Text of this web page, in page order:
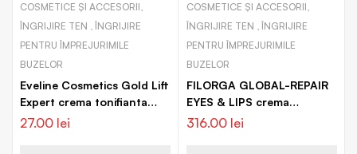
COSMETICE ȘI ACCESORII,
ÎNGRIJIRE TEN , ÎNGRIJIRE
PENTRU ÎMPREJURIMILE
BUZELOR
Eveline Cosmetics Gold Lift
Expert crema tonifianta
zona ochilor si a buzelor
27.00 lei
COSMETICE ȘI ACCESORII,
ÎNGRIJIRE TEN , ÎNGRIJIRE
PENTRU ÎMPREJURIMILE
BUZELOR
FILORGA GLOBAL-REPAIR
EYES & LIPS crema
revitalizanta pentru
316.00 lei